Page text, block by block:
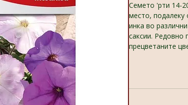
Семето 'рти 14-
место,
инка во
саксии. Редовно
прецветаните